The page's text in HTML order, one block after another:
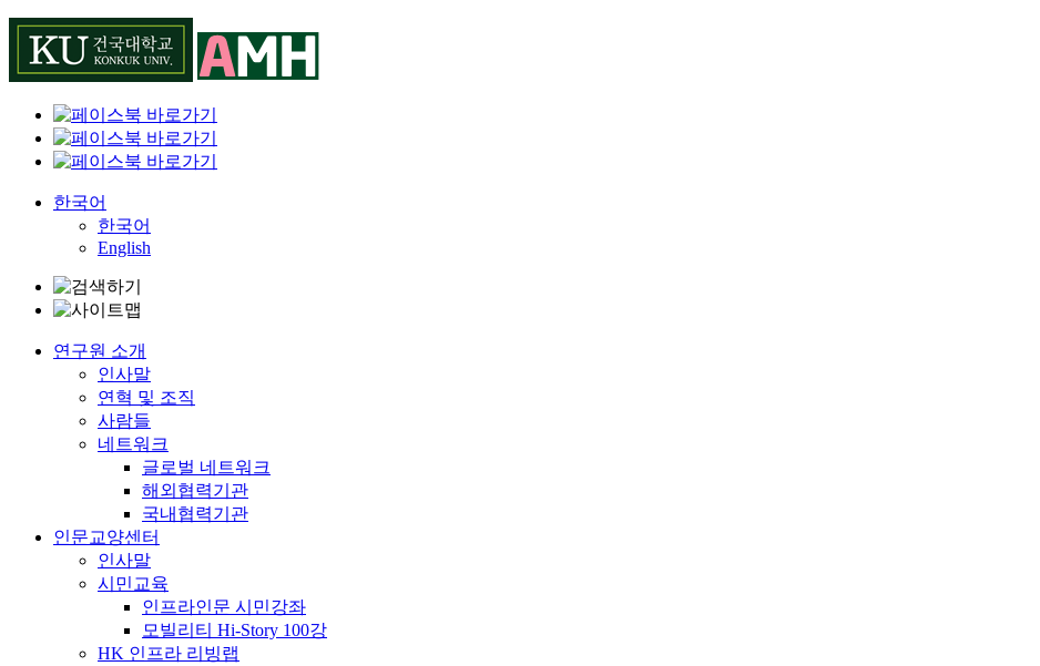
Skip
content
한국어
한국어
English
연구원 소개
인사말
연혁 및 조직
사람들
네트워크
글로벌 네트워크
해외협력기관
국내협력기관
인문교양센터
인사말
시민교육
인프라인문 시민강좌
모빌리티 Hi-Story 100강
HK 인프라 리빙랩